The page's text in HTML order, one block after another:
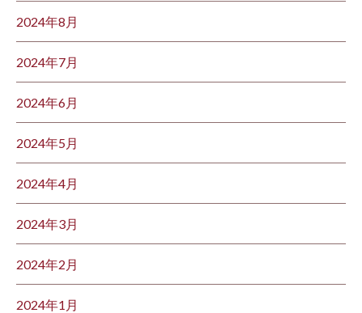
2024年8月
2024年7月
2024年6月
2024年5月
2024年4月
2024年3月
2024年2月
2024年1月